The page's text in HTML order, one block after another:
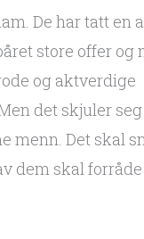
De har tatt en
store offer og
og aktverdige
det skjuler
menn. Det skal
dem skal